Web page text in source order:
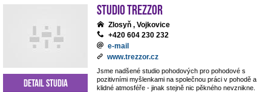
STUDIO TREZZOR
Zlosyň , Vojkovice
+420 604 230 232
e-mail
www.trezzor.cz
Jsme nadšené studio pohodových pro pohodové s
pozitivními myšlenkami na společnou práci v pohodě a
klidné atmosféře - jinak stejně nic pěkného nevznikne.
Detail studia